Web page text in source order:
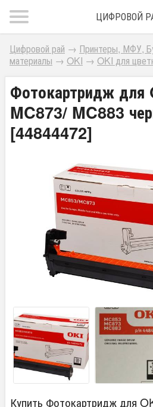
ЦИФРОВОЙ
Цифровой рай → Принтеры, МФУ,
материалы → OKI → OKI для
Фотокартридж
MC873/ MC883
[44844472]
Купить Фотокартридж для